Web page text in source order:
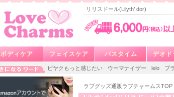
リリスドール(Lilyth’ dor)
ボディケア フェイスケア バスタイム デオド
ビヤクもっと感じたい ウーマナイザー lelo ブ
ラブグッズ通販ラブチャームスTOP